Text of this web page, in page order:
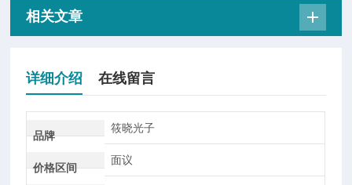
相关文章
详细介绍 在线留言
品牌
筱晓光子
价格区间
面议